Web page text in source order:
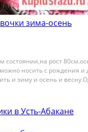
зима-осень
состоянии,на рост
носить с рождения и
и зиму и осень и
и обувь. Размер: 86-92 см
в Усть-Абакане